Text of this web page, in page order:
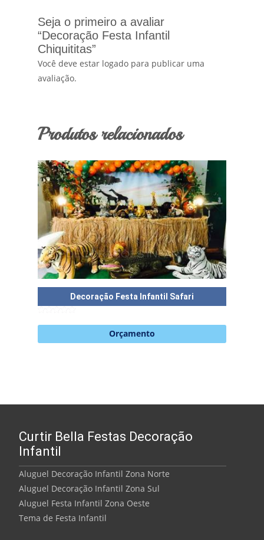
Seja o primeiro a avaliar
“Decoração Festa Infantil
Chiquititas”
Você deve estar logado para publicar uma
avaliação.
Produtos relacionados
Decoração Festa Infantil Safari
de 5
Orçamento
Curtir Bella Festas Decoração
Infantil
Aluguel Decoração Infantil Zona Norte
Aluguel Decoração Infantil Zona Sul
Aluguel Festa Infantil Zona Oeste
Tema de Festa Infantil